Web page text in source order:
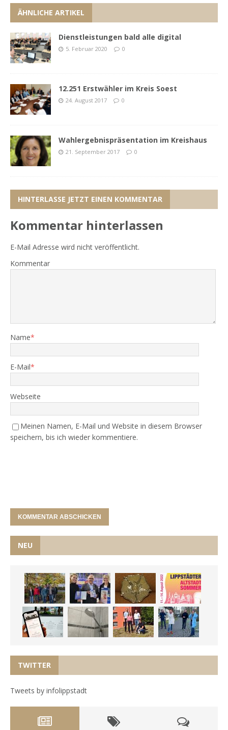
ÄHNLICHE ARTIKEL
Dienstleistungen bald alle digital
5. Februar 2020 0
12.251 Erstwähler im Kreis Soest
24. August 2017 0
Wahlergebnispräsentation im Kreishaus
21. September 2017 0
HINTERLASSE JETZT EINEN KOMMENTAR
Kommentar hinterlassen
E-Mail Adresse wird nicht veröffentlicht.
Kommentar
Name*
E-Mail*
Webseite
Meinen Namen, E-Mail und Website in diesem Browser
speichern, bis ich wieder kommentiere.
NEU
TWITTER
Tweets by infolippstadt